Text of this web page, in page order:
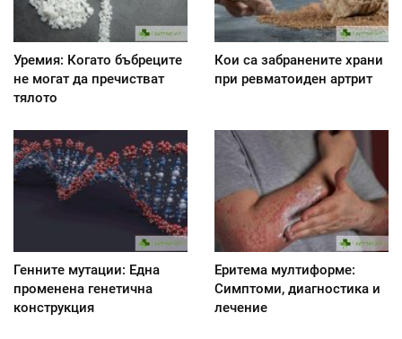
Уремия: Когато бъбреците
не могат да пречистват
тялото
Кои са забранените храни
при ревматоиден артрит
Генните мутации: Една
променена генетична
конструкция
Еритема мултиформе:
Симптоми, диагностика и
лечение